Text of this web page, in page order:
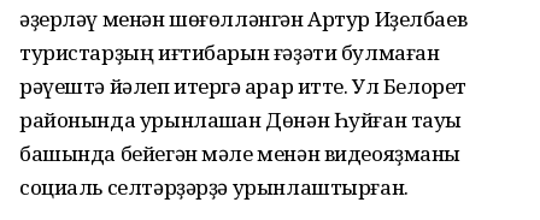
әҙерләү менән шөғөлләнгән Артур Иҙелбаев
туристарҙың иғтибарын ғәҙәти булмаған
рәүештә йәлеп итергә ҡарар итте. Ул Белорет
районында урынлашҡан Дөнән Һуйған тауы
башында бейегән мәле менән видеояҙманы
социаль селтәрҙәрҙә урынлаштырған.